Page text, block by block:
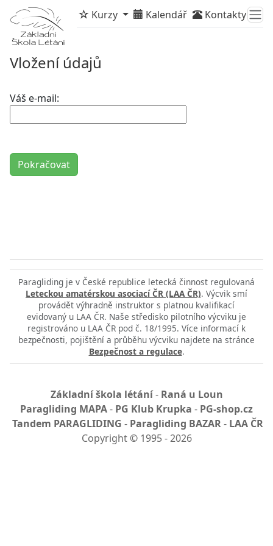
Kurzy Kalendář Kontakty
Vložení údajů
Váš e-mail:
Paragliding je v České republice letecká činnost regulovaná
Leteckou amatérskou asociací ČR (LAA ČR). Výcvik smí
provádět výhradně instruktor s platnou kvalifikací
evidovaný u LAA ČR. Naše středisko pilotního výcviku je
registrováno u LAA ČR pod č. 18/1995. Více informací k
bezpečnosti, pojištění a průběhu výcviku najdete na stránce
Bezpečnost a regulace.
Základní škola létání- Raná u Loun
Paragliding MAPA- PG Klub Krupka - PG-shop.cz
Tandem PARAGLIDING - Paragliding BAZAR- LAA ČR
Copyright©1995 - 2026